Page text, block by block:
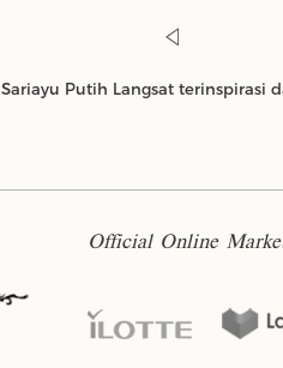
Sariayu Putih Langsat terinspirasi
Official Online